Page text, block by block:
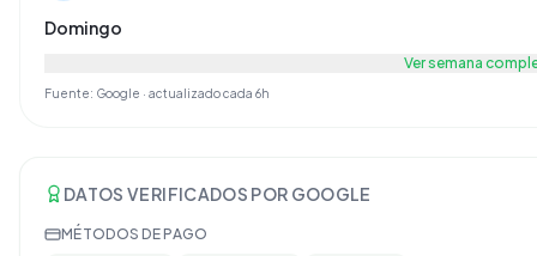
Domingo
Ver semana
Fuente: Google · actualizado cada 6h
DATOS VERIFICADOS POR GOOGLE
MÉTODOS DE PAGO